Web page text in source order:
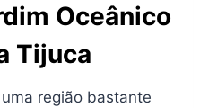
Oceânico
Tijuca
região bastante